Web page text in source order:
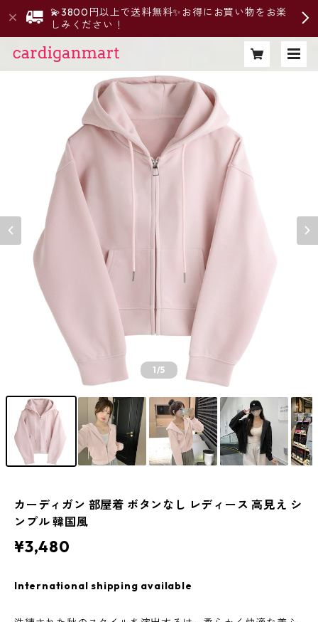
💫3800円以上で送料無料✨お得にお買い物をお楽
しみください！
1/5
カーディガン 部屋着 ボタンなし レディース 高見え シ
ンプル 韓国風
¥3,480
International shipping available